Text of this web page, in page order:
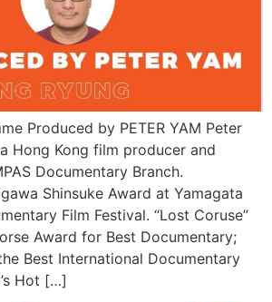
Produced by PETER YAM Peter
Hong Kong film producer and
Documentary Branch.
Shinsuke Award at Yamagata
Film Festival. “Lost Coruse”
Award for Best Documentary;
Best International Documentary
Hot […]